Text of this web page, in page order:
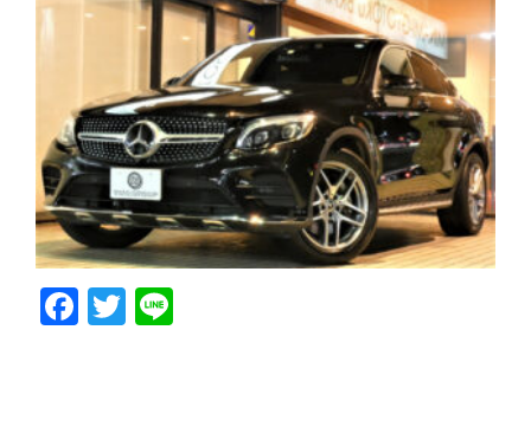
Facebook
Twitter